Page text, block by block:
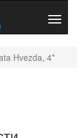
скрыть
Hvezda, 4*